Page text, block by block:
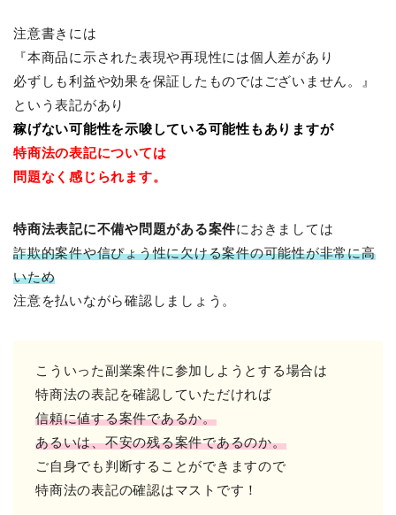
注意書きには
『本商品に示された表現や再現性には個人差があり
必ずしも利益や効果を保証したものではございません。』
という表記があり
稼げない可能性を示唆している可能性もありますが
特商法の表記については
問題なく感じられます。
特商法表記に不備や問題がある案件におきましては
詐欺的案件や信ぴょう性に欠ける案件の可能性が非常に高
いため
注意を払いながら確認しましょう。
こういった副業案件に参加しようとする場合は
特商法の表記を確認していただければ
信頼に値する案件であるか。
あるいは、不安の残る案件であるのか。
ご自身でも判断することができますので
特商法の表記の確認はマストです！